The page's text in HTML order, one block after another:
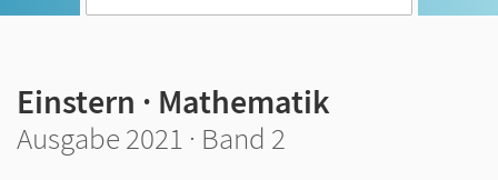
Einstern · Mathematik
Ausgabe 2021 · Band 2